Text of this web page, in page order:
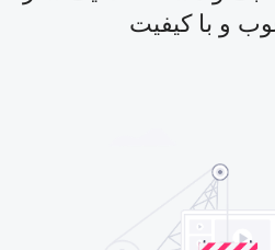
و با کیفیت